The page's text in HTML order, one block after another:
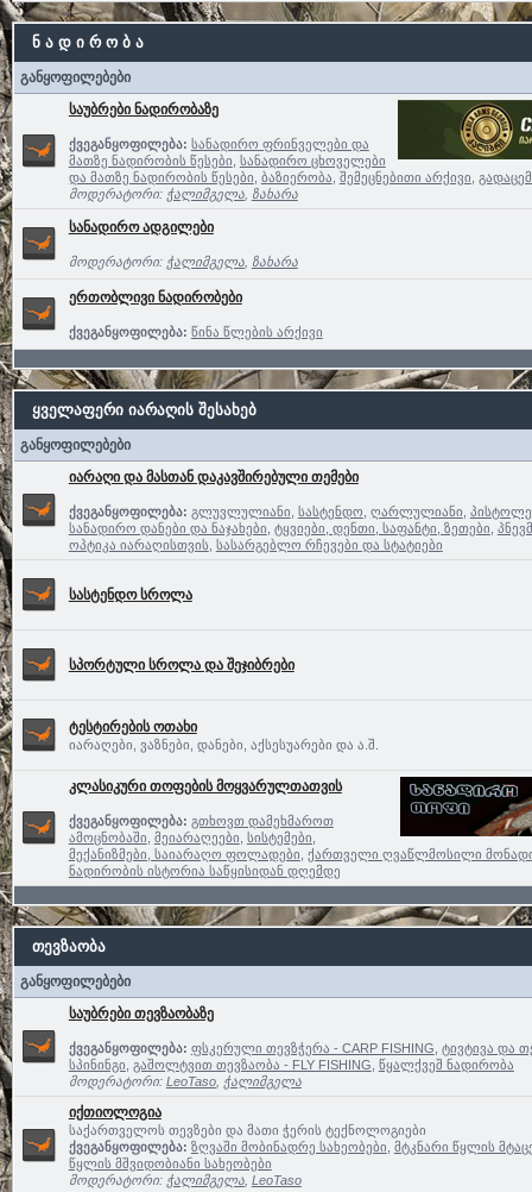
ნ ა დ ი რ ო ბ ა
განყოფილებები
საუბრები ნადირობაზე
ქვეგანყოფილება: სანადირო ფრინველები და
მათზე ნადირობის წესები სანადირო ცხოველები
და მათზე ნადირობის წესები ბაზიერობა შემეცნებითი არქივი
მოდერატორი: ჭალიმგელა, ზახარა
სანადირო ადგილები
მოდერატორი: ჭალიმგელა, ზახარა
ერთობლივი ნადირობები
ქვეგანყოფილება: წინა წლების არქივი
ყველაფერი იარაღის შესახებ
განყოფილებები
იარაღი და მასთან დაკავშირებული თემები
ქვეგანყოფილება: გლუვლულიანი სასტენდო ღარლულიანი
სანადირო დანები და ნაჯახები ტყვიები, დენთი, საფანტი, ზეთები
ოპტიკა იარაღისთვის, სასარგებლო რჩევები და სტატიები
სასტენდო სროლა
სპორტული სროლა და შეჯიბრები
ტესტირების ოთახი
იარაღები, ვაზნები, დანები, აქსესუარები და ა.შ.
კლასიკური თოფების მოყვარულთათვის
ქვეგანყოფილება: გთხოვთ დამეხმაროთ
ამოცნობაში მეიარაღეები სისტემები,
მექანიზმები, საიარაღო ფოლადები ქართველი ღვაწლმოსილი
ნადირობის ისტორია საწყისიდან დღემდე
თევზაობა
განყოფილებები
საუბრები თევზაობაზე
ქვეგანყოფილება: ფსკერული თევზჭერა - CARP FISHING ტივტივა და
სპინინგი გაშოლტვით თევზაობა - FLY FISHING წყალქვეშ ნადირობა
მოდერატორი: LeoTaso, ჭალიმგელა
იქთიოლოგია
საქართველოს თევზები და მათი ჭერის ტექნოლოგიები
ქვეგანყოფილება: ზღვაში მობინადრე სახეობები მტკნარი წყლის
წყლის მშვიდობიანი სახეობები
მოდერატორი: ჭალიმგელა, LeoTaso